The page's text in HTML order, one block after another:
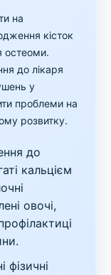
на
кісток
остеоми.
до лікаря
у
проблеми на
розвитку.
до
кальцієм
овочі,
фізичні